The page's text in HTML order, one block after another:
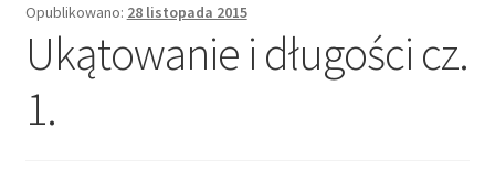
Blog
Galeria
Opublikowano: 28 listopada 2015
Ukątowanie i długości cz.
1.